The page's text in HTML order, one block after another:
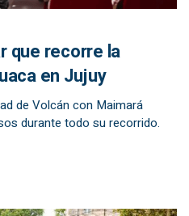
que recorre la
en Jujuy
de Volcán con Maimará
durante todo su recorrido.